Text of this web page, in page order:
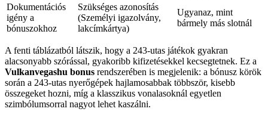
Dokumentációs
igény a
bónuszokhoz
Szükséges azonosítás
(Személyi igazolvány,
lakcímkártya)
Ugyanaz, mint
bármely más slotnál
A fenti táblázatból látszik, hogy a 243-utas játékok gyakran
alacsonyabb szórással, gyakoribb kifizetésekkel kecsegtetnek. Ez a
Vulkanvegashu bonus rendszerében is megjelenik: a bónusz körök
során a 243-utas nyerőgépek hajlamosabbak többször, kisebb
összegeket hozni, míg a klasszikus vonalasoknál egyetlen
szimbólumsorral nagyot lehet kaszálni.